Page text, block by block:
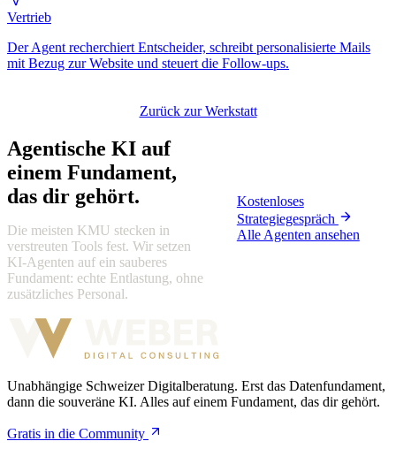
Vertrieb
Der Agent recherchiert Entscheider, schreibt personalisierte Mails
mit Bezug zur Website und steuert die Follow-ups.
Zurück zur Werkstatt
Agentische KI auf
einem Fundament,
das dir gehört.
Die meisten KMU stecken in
verstreuten Tools fest. Wir setzen
KI-Agenten auf ein sauberes
Fundament: echte Entlastung, ohne
zusätzliches Personal.
Kostenloses
Strategiegespräch
Alle Agenten ansehen
Unabhängige Schweizer Digitalberatung. Erst das Datenfundament,
dann die souveräne KI. Alles auf einem Fundament, das dir gehört.
Gratis in die Community